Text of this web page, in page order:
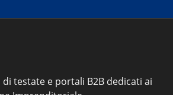
testate e portali B2B dedicati ai